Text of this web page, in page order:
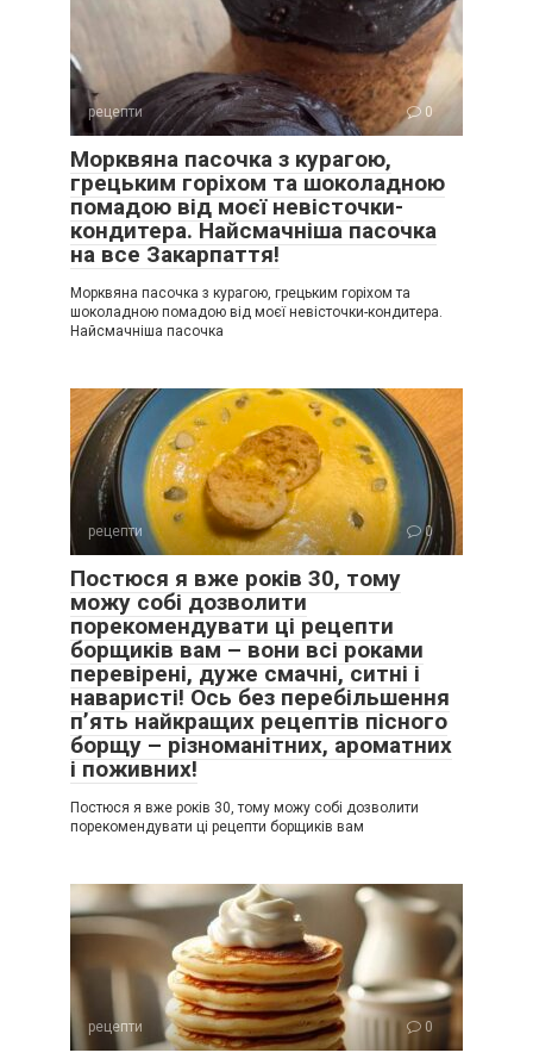
рецепти 0
Морквяна пасочка з курагою,
грецьким горіхом та шоколадною
помадою від моєї невісточки-
кондитера. Найсмачніша пасочка
на все Закарпаття!
Морквяна пасочка з курагою, грецьким горіхом та
шоколадною помадою від моєї невісточки-кондитера.
Найсмачніша пасочка
рецепти 0
Постюся я вже років 30, тому
можу собі дозволити
порекомендувати ці рецепти
борщиків вам – вони всі роками
перевірені, дуже смачні, ситні і
наваристі! Ось без перебільшення
п’ять найкращих рецептів пісного
борщу – різноманітних, ароматних
і поживних!
Постюся я вже років 30, тому можу собі дозволити
порекомендувати ці рецепти борщиків вам
рецепти 0